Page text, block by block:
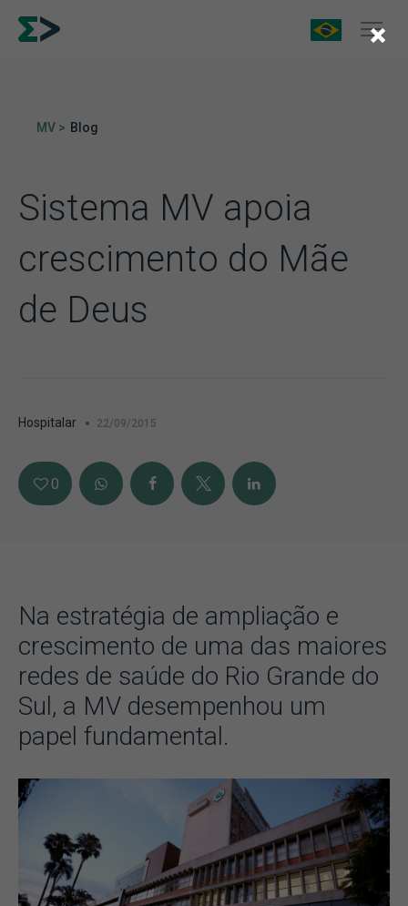
MV > Blog
Sistema MV apoia
crescimento do Mãe
de Deus
Hospitalar 22/09/2015
0
Na estratégia de ampliação e
crescimento de uma das maiores
redes de saúde do Rio Grande do
Sul, a MV desempenhou um
papel fundamental.
×